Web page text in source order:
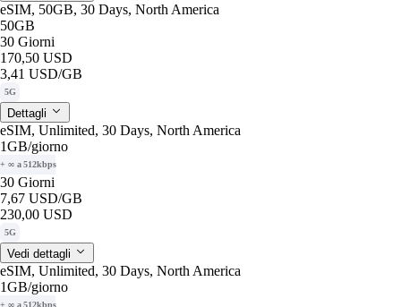
eSIM, 50GB, 30 Days, North America
50GB
30 Giorni
170,50 USD
3,41 USD/GB
5G
Dettagli
eSIM, Unlimited, 30 Days, North America
1GB/giorno
+ ∞ a 512kbps
30 Giorni
7,67 USD/GB
230,00 USD
5G
Vedi dettagli
eSIM, Unlimited, 30 Days, North America
1GB/giorno
+ ∞ a 512kbps